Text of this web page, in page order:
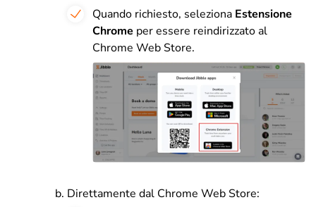
Quando richiesto, seleziona Estensione
Chrome per essere reindirizzato al
Chrome Web Store.
Direttamente dal Chrome Web Store: